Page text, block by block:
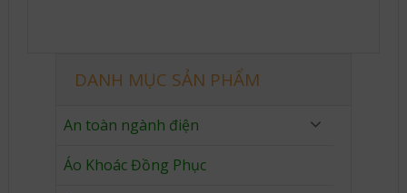
DANH MỤC SẢN PHẨM
An toàn ngành điện
Áo Khoác Đồng Phục